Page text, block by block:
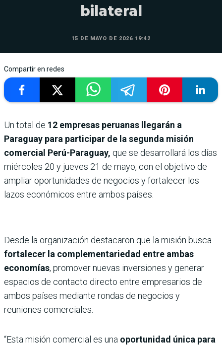
bilateral
15 DE MAYO DE 2026 19:42
Compartir en redes
Un total de 12 empresas peruanas llegarán a
Paraguay para participar de la segunda misión
comercial Perú-Paraguay, que se desarrollará los días
miércoles 20 y jueves 21 de mayo, con el objetivo de
ampliar oportunidades de negocios y fortalecer los
lazos económicos entre ambos países.
Desde la organización destacaron que la misión busca
fortalecer la complementariedad entre ambas
economías, promover nuevas inversiones y generar
espacios de contacto directo entre empresarios de
ambos países mediante rondas de negocios y
reuniones comerciales.
“Esta misión comercial es una oportunidad única para